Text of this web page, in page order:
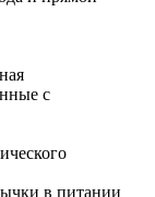
с
в питании